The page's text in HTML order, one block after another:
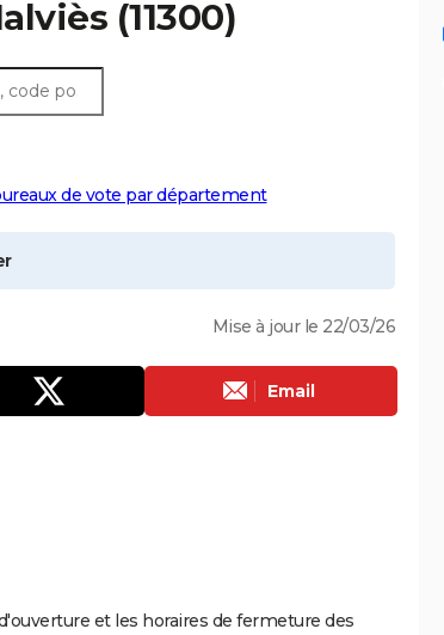
(11300)
de vote par département
Mise à jour le 22/03/26
Email
et les horaires de fermeture des